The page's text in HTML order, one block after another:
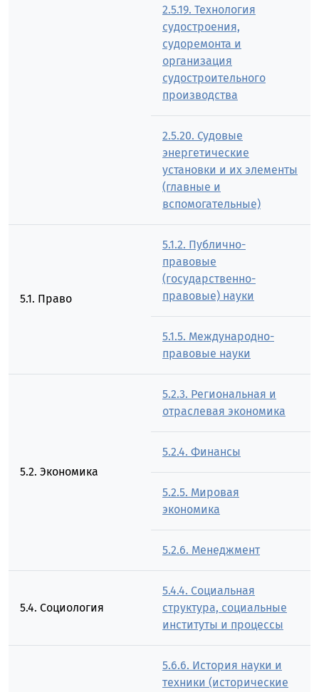
2.5.19. Технология
судостроения,
судоремонта и
организация
судостроительного
производства
2.5.20. Судовые
энергетические
установки и их элементы
(главные и
вспомогательные)
5.1. Право
5.1.2. Публично-
правовые
(государственно-
правовые) науки
5.1.5. Международно-
правовые науки
5.2. Экономика
5.2.3. Региональная и
отраслевая экономика
5.2.4. Финансы
5.2.5. Мировая
экономика
5.2.6. Менеджмент
5.4. Социология
5.4.4. Социальная
структура, социальные
институты и процессы
5.6.6. История науки и
техники (исторические